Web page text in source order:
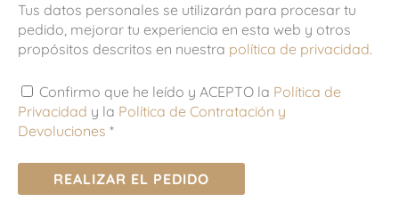
Tus datos personales se utilizarán para procesar tu
pedido, mejorar tu experiencia en esta web y otros
propósitos descritos en nuestra política de privacidad.
Confirmo que he leído y ACEPTO la Política de
Privacidad y la Política de Contratación y
Devoluciones *
REALIZAR EL PEDIDO